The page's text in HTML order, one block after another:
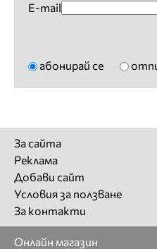
E-mail
абонирай се
За сайта
Реклама
Добави сайт
Условия за ползване
За контакти
Онлайн магазин